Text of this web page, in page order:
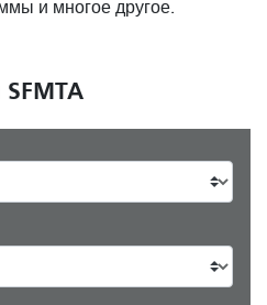
и многое другое.